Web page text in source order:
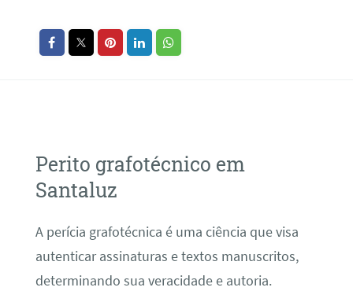
Perito grafotécnico em
Santaluz
A perícia grafotécnica é uma ciência que visa
autenticar assinaturas e textos manuscritos,
determinando sua veracidade e autoria.